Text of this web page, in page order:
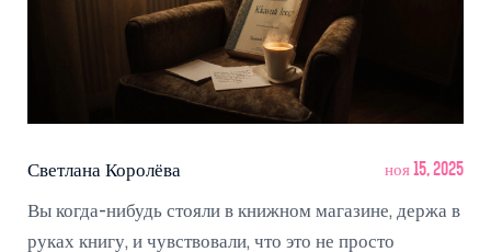
Светлана Королёва ноя 15, 2025
Вы когда-нибудь стояли в книжном магазине, держа в
руках книгу, и чувствовали, что это не просто